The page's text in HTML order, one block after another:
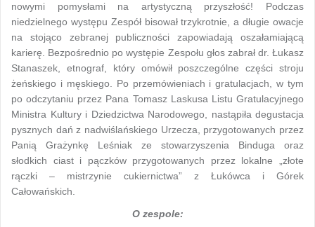
nowymi pomysłami na artystyczną przyszłość! Podczas
niedzielnego występu Zespół bisował trzykrotnie, a długie owacje
na stojąco zebranej publiczności zapowiadają oszałamiającą
karierę. Bezpośrednio po występie Zespołu głos zabrał dr. Łukasz
Stanaszek, etnograf, który omówił poszczególne części stroju
żeńskiego i męskiego. Po przemówieniach i gratulacjach, w tym
po odczytaniu przez Pana Tomasz Laskusa Listu Gratulacyjnego
Ministra Kultury i Dziedzictwa Narodowego, nastąpiła degustacja
pysznych dań z nadwiślańskiego Urzecza, przygotowanych przez
Panią Grażynkę Leśniak ze stowarzyszenia Binduga oraz
słodkich ciast i pączków przygotowanych przez lokalne „złote
rączki – mistrzynie cukiernictwa” z Łukówca i Górek
Całowańskich.
O zespole: